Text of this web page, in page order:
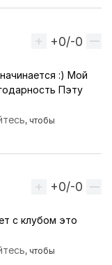
Вверх
+0/-0
:) Мой
Пэту
, чтобы
Вверх
+0/-0
с клубом это
, чтобы